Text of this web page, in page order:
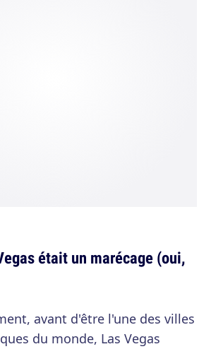
était un marécage (oui,
avant d'être l'une des villes
du monde, Las Vegas